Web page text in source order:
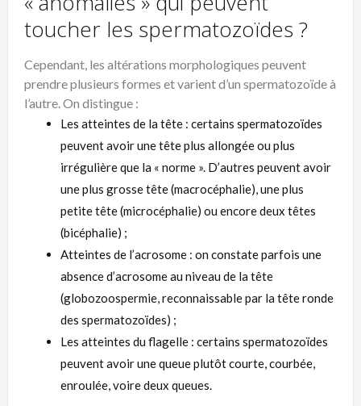
toucher les spermatozoïdes ?
Cependant, les altérations morphologiques peuvent
prendre plusieurs formes et varient d’un spermatozoïde à
l’autre. On distingue :
Les atteintes de la tête : certains spermatozoïdes
peuvent avoir une tête plus allongée ou plus
irrégulière que la « norme ». D’autres peuvent avoir
une plus grosse tête (macrocéphalie), une plus
petite tête (microcéphalie) ou encore deux têtes
(bicéphalie) ;
Atteintes de l’acrosome : on constate parfois une
absence d’acrosome au niveau de la tête
(globozoospermie, reconnaissable par la tête ronde
des spermatozoïdes) ;
Les atteintes du flagelle : certains spermatozoïdes
peuvent avoir une queue plutôt courte, courbée,
enroulée, voire deux queues.